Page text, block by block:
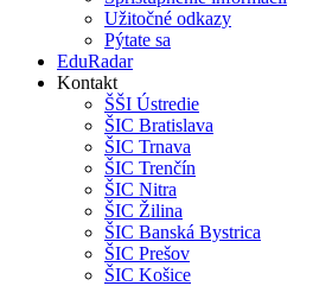
Užitočné odkazy
Pýtate sa
EduRadar
Kontakt
ŠŠI Ústredie
ŠIC Bratislava
ŠIC Trnava
ŠIC Trenčín
ŠIC Nitra
ŠIC Žilina
ŠIC Banská Bystrica
ŠIC Prešov
ŠIC Košice